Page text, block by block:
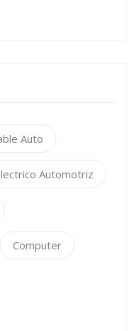
Auto
Automotriz
Computer